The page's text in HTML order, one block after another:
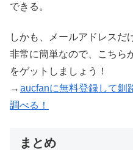
できる。
しかも、メールアドレスだ
非常に簡単なので、こちら
をゲットしましょう！
→ aucfanに無料登録して釧
調べる！
まとめ